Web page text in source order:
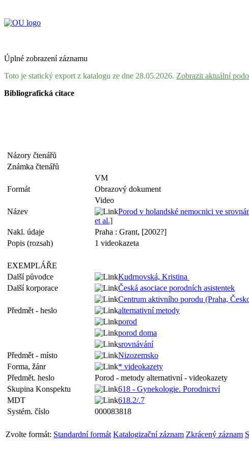
Úplné zobrazení záznamu
Toto je statický export z katalogu ze dne 28.05.2026. Zobrazit aktuální
Bibliografická citace
Názory čtenářů
Známka čtenářů
VM
Formát
Obrazový dokument
Video
Název
Porod v holandské nemocnici ve
et al.]
Nakl. údaje
Praha : Grant, [2002?]
Popis (rozsah)
1 videokazeta
EXEMPLÁŘE
Další původce
Kudrnovská, Kristina
Další korporace
Česká asociace porodních asistentek
Centrum aktivního porodu (Praha,
Předmět - heslo
alternativní metody
porod
porod doma
srovnávání
Předmět - místo
Nizozemsko
Forma, žánr
* videokazety
Předmět. heslo
Porod - metody alternativní - videokazety
Skupina Konspektu
618 - Gynekologie. Porodnictví
MDT
618.2/.7
Systém. číslo
000083818
Zvolte formát: Standardní formát Katalogizační záznam Zkrácený záznam